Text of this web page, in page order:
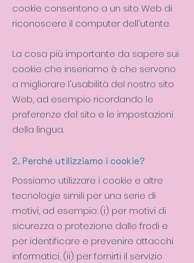
cookie consentono a un sito Web di
riconoscere il computer dell'utente.
La cosa più importante da sapere sui
cookie che inseriamo è che servono
a migliorare l'usabilità del nostro sito
Web, ad esempio ricordando le
preferenze del sito e le impostazioni
della lingua.
2. Perché utilizziamo i cookie?
Possiamo utilizzare i cookie e altre
tecnologie simili per una serie di
motivi, ad esempio: (i) per motivi di
sicurezza o protezione dalle frodi e
per identificare e prevenire attacchi
informatici, (ii) per fornirti il servizio